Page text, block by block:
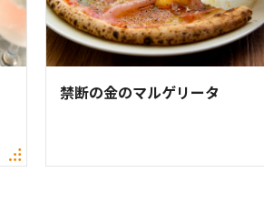
禁断の金のマルゲリータ